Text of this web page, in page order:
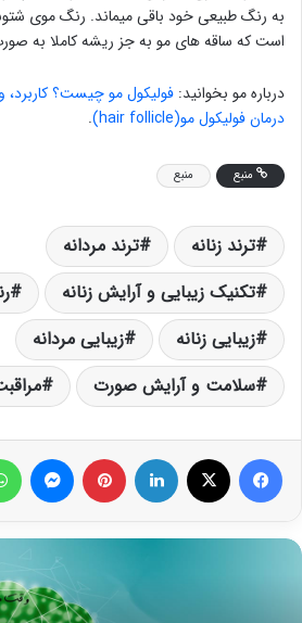
به رنگ طبیعی خود باقی میماند. رنگ موی
است که ساقه های مو به جز ریشه کاملا به
درباره مو بخوانید: فولیکول مو چیست؟
درمان فولیکول مو(hair follicle)
.
منبع منبع
ترند زنانه
ترند مردانه
تکنیک زیبایی و آرایش زنانه
زیبایی زنانه
زیبایی مردانه
سلامت و آرایش صورت
فیس بوک لینکدین ‫پین‌ترست پیام رسان